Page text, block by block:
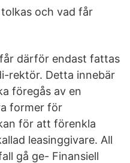
och vad får
därför endast fattas
rektör. Detta innebär
föregås av en
former för
för att förenkla
leasinggivare. All
gå ge- Finansiell